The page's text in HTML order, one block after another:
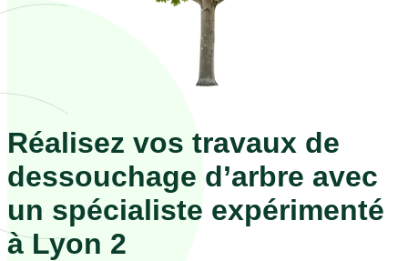
Réalisez vos travaux de
dessouchage d’arbre avec
un spécialiste expérimenté
à Lyon 2